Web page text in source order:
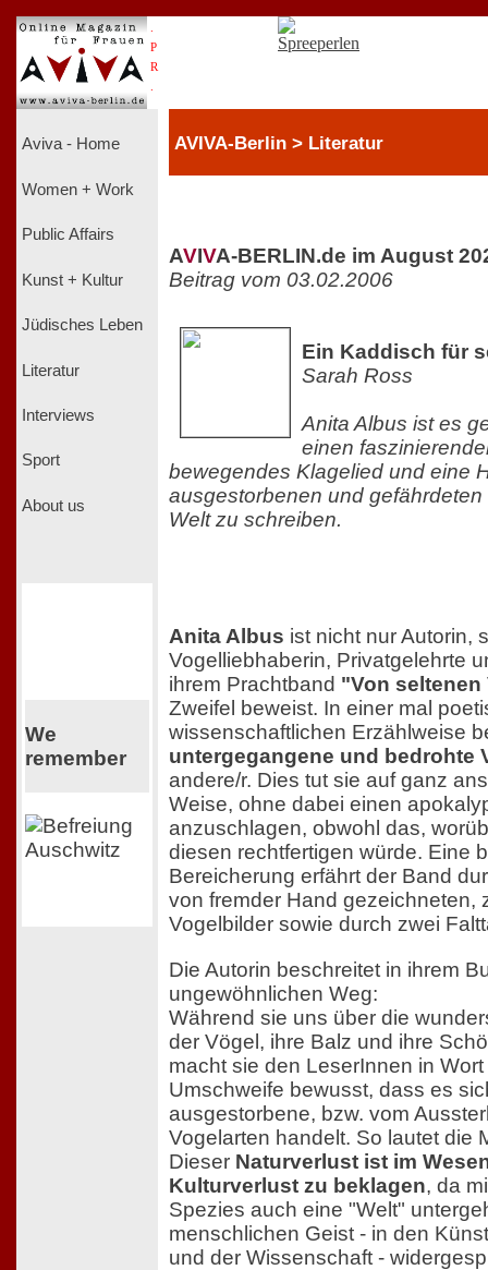
P
R
Aviva - Home
Women + Work
Public Affairs
Kunst + Kultur
Jüdisches Leben
Literatur
Interviews
Sport
About us
We
remember
AVIVA-Berlin > Literatur
AVIVA-BERLIN.de im August
Beitrag vom 03.02.2006
Ein Kaddisch für
Sarah Ross
Anita Albus ist es
einen
bewegendes Klagelied und eine
ausgestorbenen und
Welt zu schreiben.
Anita Albus ist nicht nur Autorin,
Vogelliebhaberin, Privatgelehrte
ihrem Prachtband "Von
Zweifel beweist. In einer mal
wissenschaftlichen Erzählweise
untergegangene und bedrohte
andere/r. Dies tut sie auf ganz
Weise, ohne dabei einen
anzuschlagen, obwohl das,
diesen rechtfertigen würde. Eine
Bereicherung erfährt der Band
von fremder Hand gezeichneten,
Vogelbilder sowie durch zwei
Die Autorin beschreitet in ihrem
ungewöhnlichen Weg:
Während sie uns über die
der Vögel, ihre Balz und ihre
macht sie den LeserInnen in
Umschweife bewusst, dass es
ausgestorbene, bzw. vom
Vogelarten handelt. So lautet die
Dieser Naturverlust ist im
Kulturverlust zu beklagen, da
Spezies auch eine "Welt"
menschlichen Geist - in den
und der Wissenschaft -